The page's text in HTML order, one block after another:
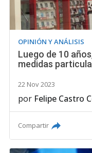
OPINIÓN Y ANÁLISIS
Luego de 10
medidas
22 Nov 2023
por Felipe Castro
Compartir